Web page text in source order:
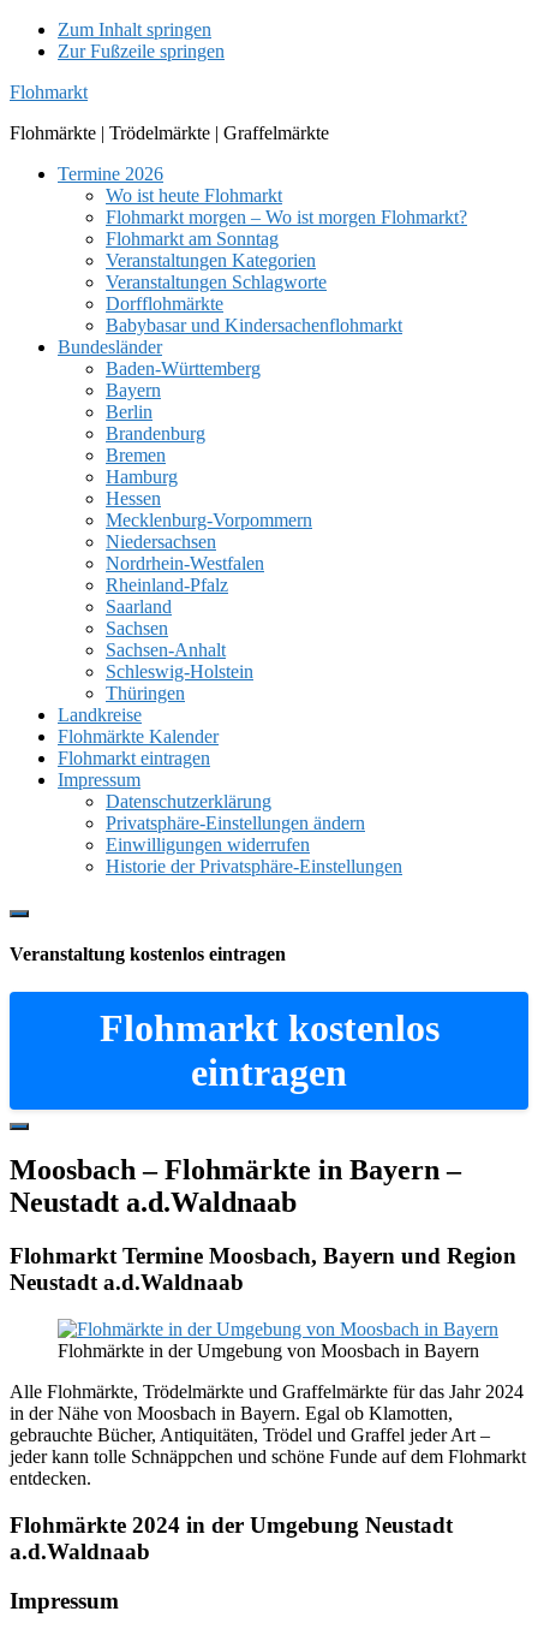
Zum Inhalt springen
Zur Fußzeile springen
Flohmarkt
Flohmärkte | Trödelmärkte | Graffelmärkte
Termine 2026
Wo ist heute Flohmarkt
Flohmarkt morgen – Wo ist morgen Flohmarkt?
Flohmarkt am Sonntag
Veranstaltungen Kategorien
Veranstaltungen Schlagworte
Dorfflohmärkte
Babybasar und Kindersachenflohmarkt
Bundesländer
Baden-Württemberg
Bayern
Berlin
Brandenburg
Bremen
Hamburg
Hessen
Mecklenburg-Vorpommern
Niedersachsen
Nordrhein-Westfalen
Rheinland-Pfalz
Saarland
Sachsen
Sachsen-Anhalt
Schleswig-Holstein
Thüringen
Landkreise
Flohmärkte Kalender
Flohmarkt eintragen
Impressum
Datenschutzerklärung
Privatsphäre-Einstellungen ändern
Einwilligungen widerrufen
Historie der Privatsphäre-Einstellungen
Show
Content
Veranstaltung kostenlos eintragen
Flohmarkt kostenlos
eintragen
Hide
Content
Moosbach – Flohmärkte in Bayern –
Neustadt a.d.Waldnaab
Flohmarkt Termine Moosbach, Bayern und Region
Neustadt a.d.Waldnaab
Flohmärkte in der Umgebung von Moosbach in Bayern
Alle Flohmärkte, Trödelmärkte und Graffelmärkte für das Jahr 2024
in der Nähe von Moosbach in Bayern. Egal ob Klamotten,
gebrauchte Bücher, Antiquitäten, Trödel und Graffel jeder Art –
jeder kann tolle Schnäppchen und schöne Funde auf dem Flohmarkt
entdecken.
Flohmärkte 2024 in der Umgebung Neustadt
a.d.Waldnaab
Footer
Impressum